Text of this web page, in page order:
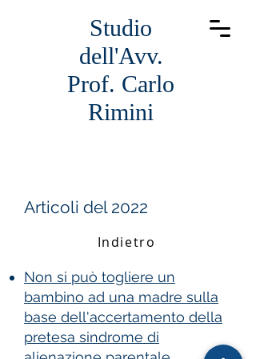
Studio
dell'Avv.
Prof. Carlo
Rimini
Articoli del 2022
Indietro
Non si può togliere un
bambino ad una madre sulla
base dell'accertamento della
pretesa sindrome di